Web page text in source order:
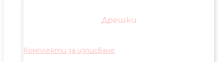
Дрешки
Комплекти за изписване